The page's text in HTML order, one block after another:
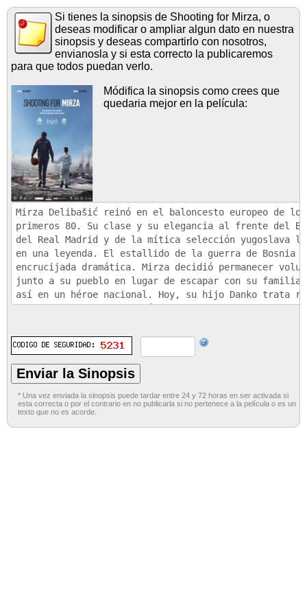
Si tienes la sinopsis de Shooting for Mirza, o
deseas modificar o ampliar algun dato en nuestra
sinopsis y deseas compartirlo con nosotros,
envianosla y si esta correcto la publicaremos
para que todos puedan verlo.
Módifica la sinopsis como crees que
quedaria mejor en la película:
* Una vez enviada la sinopsis puede tardar entre 24 y 72 horas en ser activada si
esta correcta o por el contrario en no publicarla si no pertenece a la película o es un
texto que no es acorde.